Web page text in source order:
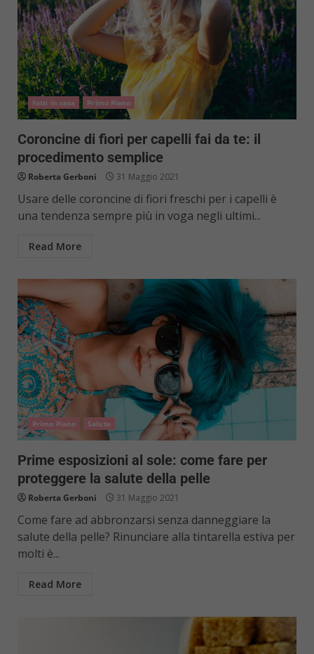
Fatti in casa Primo Piano
Coroncine di fiori per capelli fai da te: il
procedimento semplice
Roberta Gerboni 31 Maggio 2021
Usare delle coroncine di fiori freschi per i capelli è
una tendenza sempre più in voga negli ultimi...
Read More
Primo Piano Salute
Prime esposizioni al sole: come fare per
proteggere la salute della pelle
Roberta Gerboni 31 Maggio 2021
Come fare ad abbronzarsi senza danneggiare la
salute della pelle? Rinunciare alla tintarella estiva per
molti è...
Read More